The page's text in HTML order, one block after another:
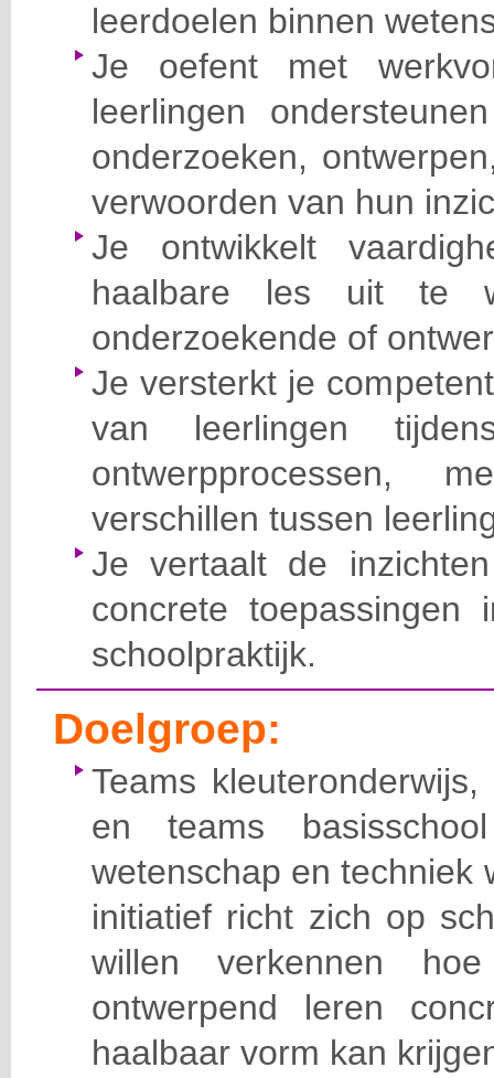
leerdoelen binnen
Je oefent met
leerlingen
onderzoeken,
verwoorden van hun
Je ontwikkelt
haalbare les uit te
onderzoekende of
Je versterkt je
van leerlingen
ontwerpprocessen,
verschillen tussen
Je vertaalt de
concrete
schoolpraktijk.
Doelgroep:
Teams
en teams
wetenschap en techniek
initiatief richt zich op
willen verkennen
ontwerpend leren
haalbaar vorm kan